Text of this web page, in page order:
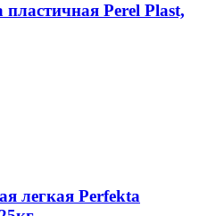
Perel Plast,
легкая Perfekta